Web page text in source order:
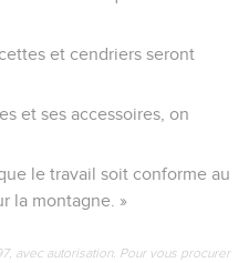
et cendriers seront
et ses accessoires, on
le travail soit conforme au
la montagne. »
avec autorisation. Pour vous procurer